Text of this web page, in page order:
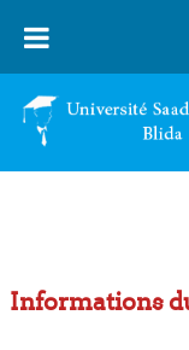
Informations